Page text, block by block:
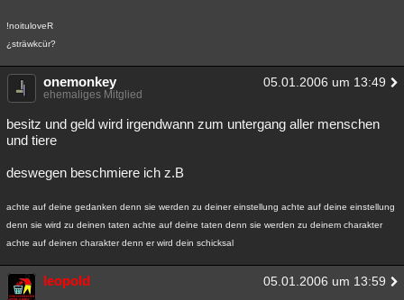
!noituloveR
¿sträwkcür?
onemonkey 05.01.2006 um 13:49
ehemaliges Mitglied
besitz und geld wird irgendwann zum untergang aller menschen
und tiere
deswegen beschmiere ich z.B
achte auf deine gedanken denn sie werden zu deiner einstellung achte auf deine einstellung
denn sie wird zu deinen taten achte auf deine taten denn sie werden zu deinem charakter
achte auf deinen charakter denn er wird dein schicksal
leopold 05.01.2006 um 13:59